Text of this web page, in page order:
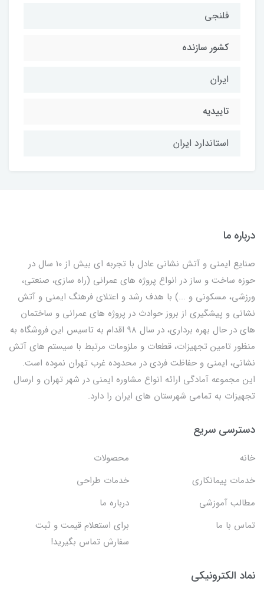
فلنجی
کشور سازنده
ایران
تاییدیه
استاندارد ایران
درباره ما
صنایع ایمنی و آتش نشانی عادل با تجربه ای بیش از 10 سال در
حوزه ساخت و ساز در انواع پروژه های عمرانی (راه سازی، صنعتی،
ورزشی، مسکونی و ...) با هدف رشد و اعتلای فرهنگ ایمنی و آتش
نشانی و پیشگیری از بروز حوادث در پروژه های عمرانی و ساختمان
های در حال بهره برداری، در سال 98 اقدام به تاسیس این فروشگاه به
منظور تامین تجهیزات، قطعات و ملزومات مرتبط با سیستم های آتش
نشانی، ایمنی و حفاظت فردی در محدوده غرب تهران نموده است.
این مجموعه آمادگی ارائه انواع مشاوره ایمنی در شهر تهران و ارسال
تجهیزات به تمامی شهرستان های ایران را دارد.
دسترسی سریع
خانه
محصولات
خدمات پیمانکاری
خدمات طراحی
مطالب آموزشی
درباره ما
تماس با ما
برای استعلام قیمت و ثبت
سفارش تماس بگیرید!
نماد الکترونیکی